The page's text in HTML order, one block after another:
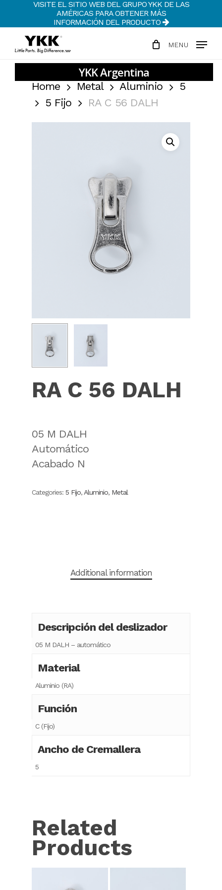
content
MENU
VISITE EL SITIO WEB DEL GRUPO YKK DE LAS
AMÉRICAS PARA OBTENER MÁS
INFORMACIÓN DEL PRODUCTO
Home Metal Aluminio
5
5 Fijo
RA C 56 DALH
RA C 56 DALH
05 M DALH
Automático
Acabado N
Categories: 5 Fijo, Aluminio, Metal
Additional information
Descripción del deslizador
05 M DALH – automático
Material
Aluminio (RA)
Función
C (Fijo)
Ancho de Cremallera
5
Related
Products